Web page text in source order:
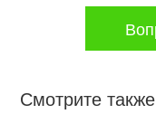
Смотрите